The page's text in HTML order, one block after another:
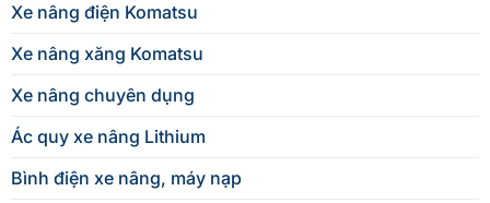
Xe nâng điện Komatsu
Xe nâng xăng Komatsu
Xe nâng chuyên dụng
Ác quy xe nâng Lithium
Bình điện xe nâng, máy nạp